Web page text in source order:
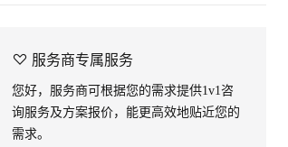
 服务商专属服务
您好，服务商可根据您的需求提供1v1咨
询服务及方案报价，能更高效地贴近您的
需求。